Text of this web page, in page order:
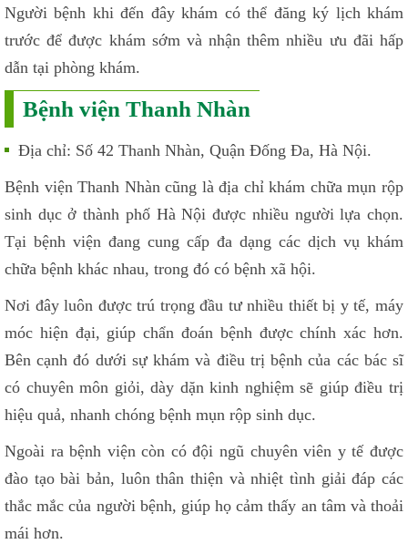
Người bệnh khi đến đây khám có thể đăng ký lịch khám
trước để được khám sớm và nhận thêm nhiều ưu đãi hấp
dẫn tại phòng khám.
Bệnh viện Thanh Nhàn
Địa chỉ: Số 42 Thanh Nhàn, Quận Đống Đa, Hà Nội.
Bệnh viện Thanh Nhàn cũng là địa chỉ khám chữa mụn rộp
sinh dục ở thành phố Hà Nội được nhiều người lựa chọn.
Tại bệnh viện đang cung cấp đa dạng các dịch vụ khám
chữa bệnh khác nhau, trong đó có bệnh xã hội.
Nơi đây luôn được trú trọng đầu tư nhiều thiết bị y tế, máy
móc hiện đại, giúp chẩn đoán bệnh được chính xác hơn.
Bên cạnh đó dưới sự khám và điều trị bệnh của các bác sĩ
có chuyên môn giỏi, dày dặn kinh nghiệm sẽ giúp điều trị
hiệu quả, nhanh chóng bệnh mụn rộp sinh dục.
Ngoài ra bệnh viện còn có đội ngũ chuyên viên y tế được
đào tạo bài bản, luôn thân thiện và nhiệt tình giải đáp các
thắc mắc của người bệnh, giúp họ cảm thấy an tâm và thoải
mái hơn.